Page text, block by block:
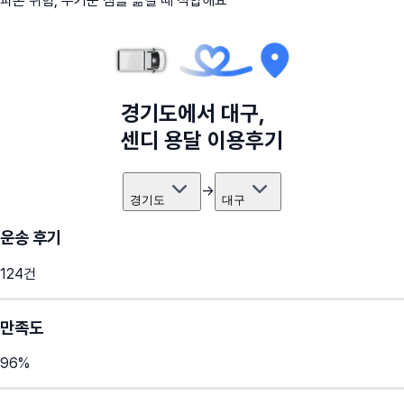
경기도에서 대구,
센디 용달 이용후기
경기도 → 대구
운송 후기
124건
만족도
96%